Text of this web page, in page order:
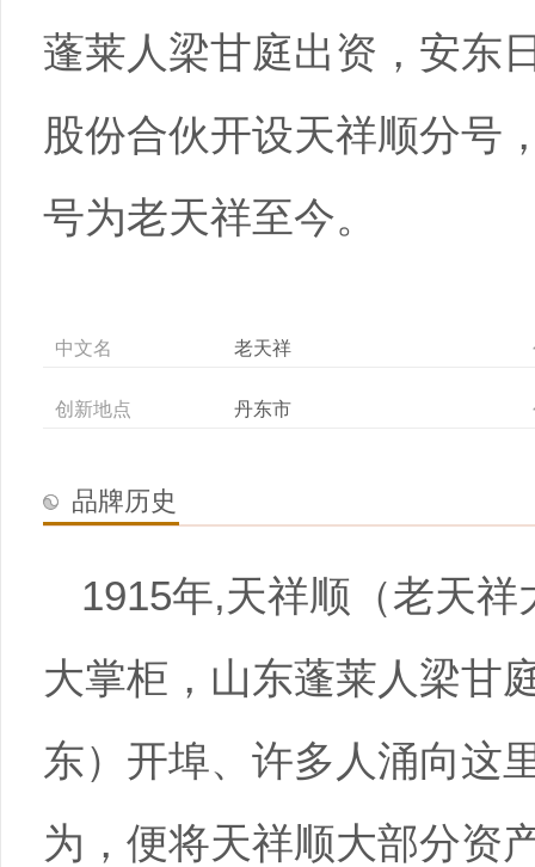
蓬莱人梁甘庭出资，安东
股份合伙开设天祥顺分号
号为老天祥至今。
中文名 老天祥
创新地点 丹东市
品牌历史
1915年,天祥顺（老天
大掌柜，山东蓬莱人梁甘
东）开埠、许多人涌向这
为，便将天祥顺大部分资